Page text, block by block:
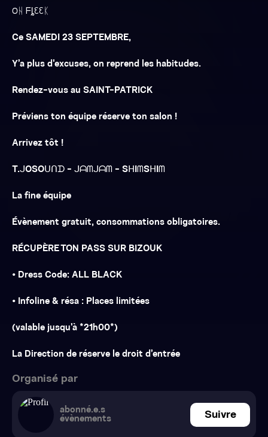
ꢝᚺ ᖴȴᦷᦷᛕ
Ce SAMEDI 23 SEPTEMBRE,
Y’a plus d'excuses, on reprend les habitudes.
Rendez-vous au SAINT-PATRICK
Préviens ton équipe réserve ton salon !
Arrivez tôt !
T.ᒍOSOᑌᑎᗪ - ᒍᗩᗰᒍᗩᗰ - SᕼIᗰSᕼIᗰ
La fine équipe
Évènement gratuit, consommations obligatoires.
RÉCUPÈRE TON PASS SUR BIZOUK
• Dress Code: ALL BLACK
• Infoline & résa : Places limitées
(valable jusqu'à *21h00*)
La Direction de réserve le droit d’entrée
Organisé par
abonné.e.s
évènements
Suivre